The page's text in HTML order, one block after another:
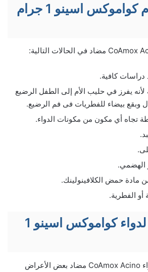
موانع استخدام كواموكس اسينو 1 جرام
كافية.
لأنه يفرز في حليب الأم إلى الطفل الرضيع
وبقع بيضاء للفطريات فى فم الرضيع.
تجاه أي مكون من مكونات الدواء.
الهضمي.
مادة حمض الكلافينولينك.
أو الفطرية.
الآثار الجانبية لدواء كواموكس اسينو 1
قد يصاحب استخدام دواء CoAmox Acino مضاد بعض الأعراض